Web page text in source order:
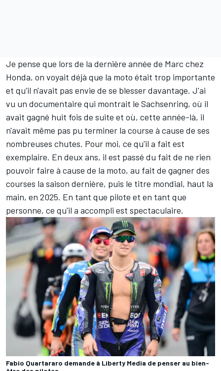
Je pense que lors de la dernière année de Marc chez
Honda, on voyait déjà que la moto était trop importante
et qu'il n'avait pas envie de se blesser davantage. J'ai
vu un documentaire qui montrait le Sachsenring, où il
avait gagné huit fois de suite et où, cette année-là, il
n'avait même pas pu terminer la course à cause de ses
nombreuses chutes. Pour moi, ce qu'il a fait est
exemplaire. En deux ans, il est passé du fait de ne rien
pouvoir faire à cause de la moto, au fait de gagner des
courses la saison dernière, puis le titre mondial, haut la
main, en 2025. En tant que pilote et en tant que
personne, ce qu'il a accompli est spectaculaire.
Fabio Quartararo demande à Liberty Media de penser au bien-